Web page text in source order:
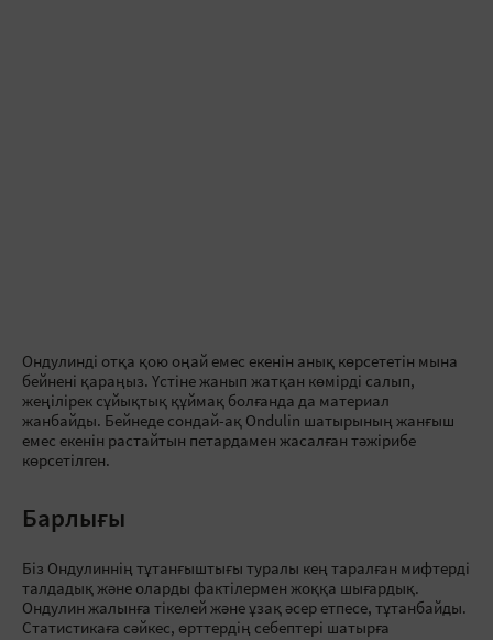
Ондулинді отқа қою оңай емес екенін анық көрсететін мына
бейнені қараңыз. Үстіне жанып жатқан көмірді салып,
жеңілірек сұйықтық құймақ болғанда да материал
жанбайды. Бейнеде сондай-ақ Ondulin шатырының жанғыш
емес екенін растайтын петардамен жасалған тәжірибе
көрсетілген.
Барлығы
Біз Ондулиннің тұтанғыштығы туралы кең таралған мифтерді
талдадық және оларды фактілермен жоққа шығардық.
Ондулин жалынға тікелей және ұзақ әсер етпесе, тұтанбайды.
Статистикаға сәйкес, өрттердің себептері шатырға